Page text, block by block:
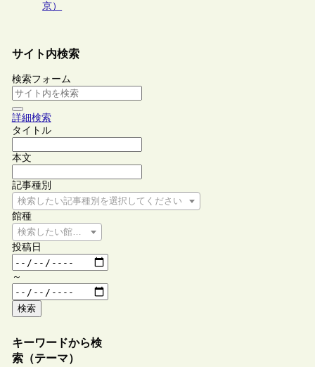
京）
サイト内検索
検索フォーム
詳細検索
タイトル
本文
記事種別
検索したい記事種別を選択してください
館種
検索したい館種を選択してください
投稿日
～
検索
キーワードから検
索（テーマ）